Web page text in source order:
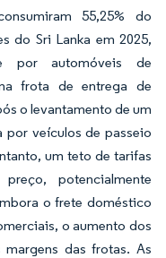
55,25% do
do Sri Lanka em 2025,
por automóveis de
frota de entrega de
o levantamento de um
veículos de passeio
um teto de tarifas
potencialmente
o frete doméstico
o aumento dos
das frotas. As